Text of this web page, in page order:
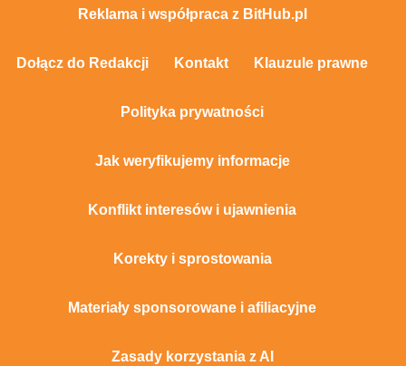
Reklama i współpraca z BitHub.pl
Dołącz do Redakcji Kontakt Klauzule prawne
Polityka prywatności
Jak weryfikujemy informacje
Konflikt interesów i ujawnienia
Korekty i sprostowania
Materiały sponsorowane i afiliacyjne
Zasady korzystania z AI